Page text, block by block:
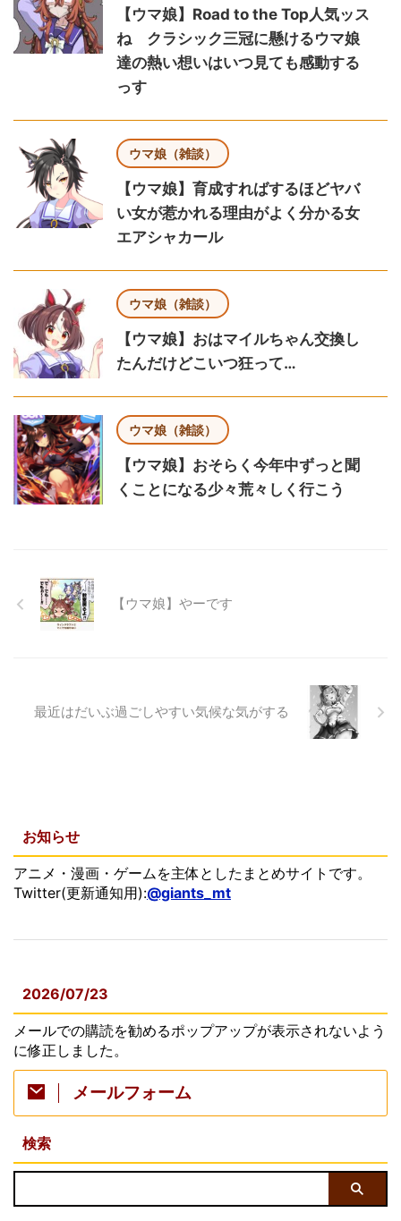
【ウマ娘】Road to the Top人気ッス
ね クラシック三冠に懸けるウマ娘
達の熱い想いはいつ見ても感動する
っす
ウマ娘（雑談）
【ウマ娘】育成すればするほどヤバ
い女が惹かれる理由がよく分かる女
エアシャカール
ウマ娘（雑談）
【ウマ娘】おはマイルちゃん交換し
たんだけどこいつ狂って…
ウマ娘（雑談）
【ウマ娘】おそらく今年中ずっと聞
くことになる少々荒々しく行こう
【ウマ娘】やーです
最近はだいぶ過ごしやすい気候な気がする
お知らせ
アニメ・漫画・ゲームを主体としたまとめサイトです。
Twitter(更新通知用):@giants_mt
2026/07/23
メールでの購読を勧めるポップアップが表示されないよう
に修正しました。
メールフォーム
検索